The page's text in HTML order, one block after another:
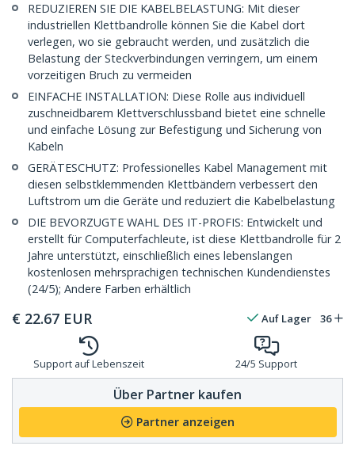
REDUZIEREN SIE DIE KABELBELASTUNG: Mit dieser
industriellen Klettbandrolle können Sie die Kabel dort
verlegen, wo sie gebraucht werden, und zusätzlich die
Belastung der Steckverbindungen verringern, um einem
vorzeitigen Bruch zu vermeiden
EINFACHE INSTALLATION: Diese Rolle aus individuell
zuschneidbarem Klettverschlussband bietet eine schnelle
und einfache Lösung zur Befestigung und Sicherung von
Kabeln
GERÄTESCHUTZ: Professionelles Kabel Management mit
diesen selbstklemmenden Klettbändern verbessert den
Luftstrom um die Geräte und reduziert die Kabelbelastung
DIE BEVORZUGTE WAHL DES IT-PROFIS: Entwickelt und
erstellt für Computerfachleute, ist diese Klettbandrolle für 2
Jahre unterstützt, einschließlich eines lebenslangen
kostenlosen mehrsprachigen technischen Kundendienstes
(24/5); Andere Farben erhältlich
€ 22.67 EUR Auf Lager 36
Support auf Lebenszeit 24/5 Support
Über Partner kaufen
Partner anzeigen